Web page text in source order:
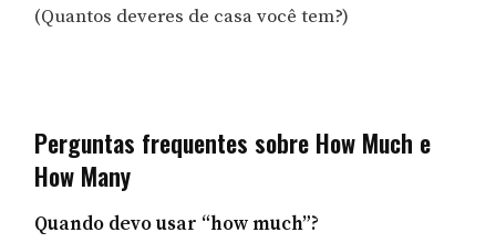
(Quantos deveres de casa você tem?)
Perguntas frequentes sobre How Much e
How Many
Quando devo usar “how much”?